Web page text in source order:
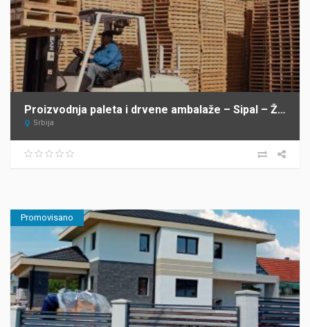
Proizvodnja paleta i drvene ambalaže – Sipal – Žabalj
Srbija
Promovisano